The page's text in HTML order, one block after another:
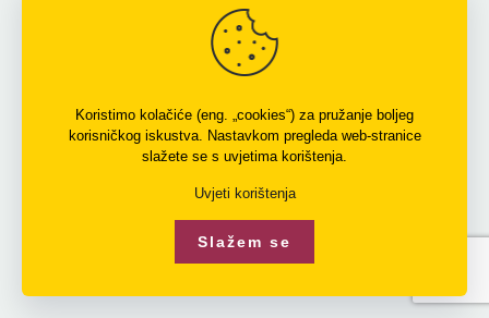
Koristimo kolačiće (eng. „cookies“) za pružanje boljeg
korisničkog iskustva. Nastavkom pregleda web-stranice
slažete se s uvjetima korištenja.
Uvjeti korištenja
Slažem se